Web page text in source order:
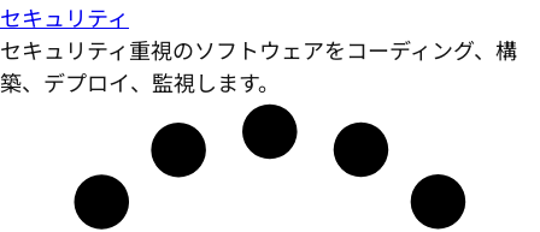
セキュリティ
セキュリティ重視のソフトウェアをコーディング、構
築、デプロイ、監視します。